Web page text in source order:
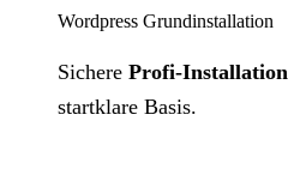
Wordpress Grundinstallation
Sichere Profi-Installation
startklare Basis.